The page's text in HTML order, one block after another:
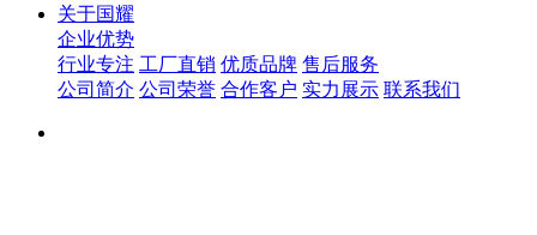
关于国耀
企业优势
行业专注 工厂直销 优质品牌 售后服务
公司简介 公司荣誉 合作客户 实力展示 联系我们